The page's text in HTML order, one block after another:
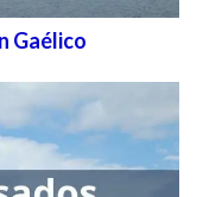
Gaélico